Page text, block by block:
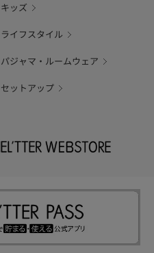
キッズ
ライフスタイル
パジャマ・ルームウェア
セットアップ